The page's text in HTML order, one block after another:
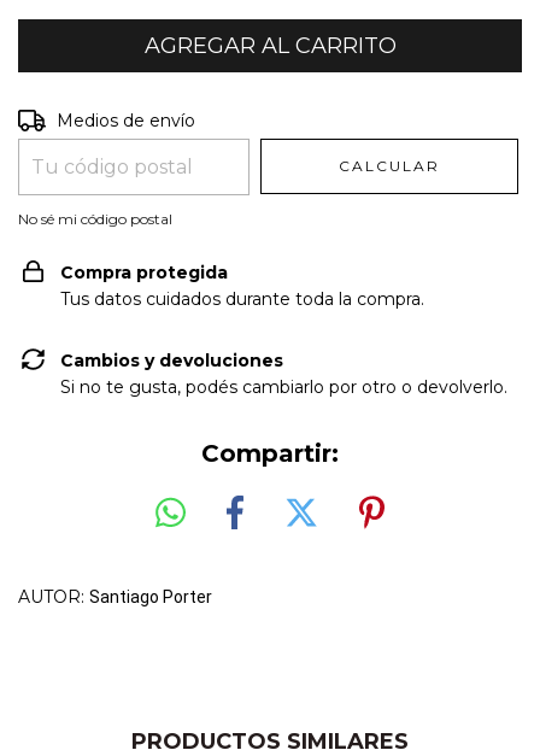
Entregas para el CP:
Medios de envío
CALCULAR
No sé mi código postal
Compra protegida
Tus datos cuidados durante toda la compra.
Cambios y devoluciones
Si no te gusta, podés cambiarlo por otro o devolverlo.
Compartir:
AUTOR: Santiago Porter
PRODUCTOS SIMILARES